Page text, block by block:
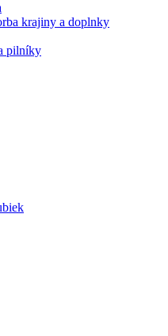
krajiny a doplnky
pilníky